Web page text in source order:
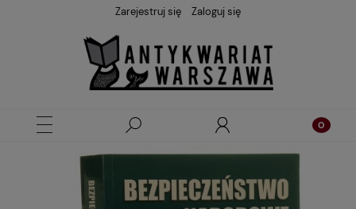
Zarejestruj się Zaloguj się